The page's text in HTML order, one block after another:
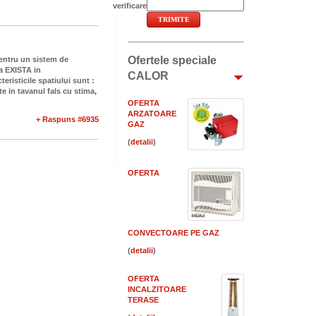
un sistem de
in
spatiului sunt :
in tavanul fals cu stima,
+ Raspuns #6935
verificare
Ofertele speciale
CALOR
OFERTA
ARZATOARE
GAZ
( )
OFERTA
CONVECTOARE PE GAZ
( )
OFERTA
INCALZITOARE
TERASE